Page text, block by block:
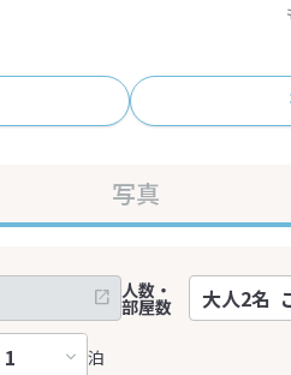
写真
泊
人数・
部屋数